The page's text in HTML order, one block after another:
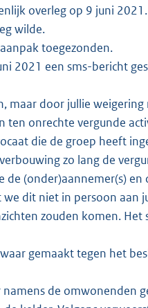
overleg op 9 juni
wilde.
toegezonden.
2021 een sms-bericht
maar door jullie
onrechte vergunde
die de groep heeft
zo lang de
(onder)aannemer(s) en
dit niet in persoon aan
zouden komen. Het
gemaakt tegen het
de omwonenden